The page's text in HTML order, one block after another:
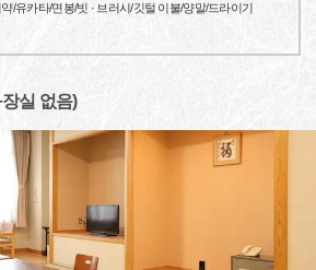
/유카타/면봉/빗 · 브러시/깃털 이불/양말/드라이기
실 없음)